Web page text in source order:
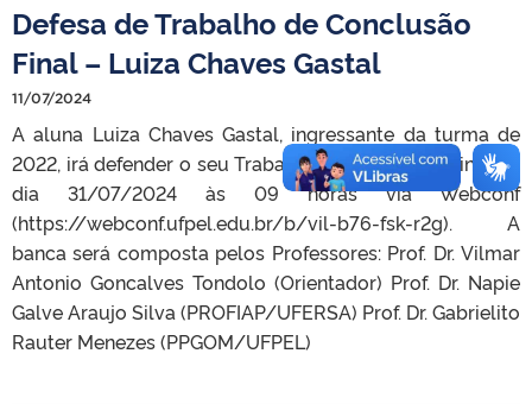
Defesa de Trabalho de Conclusão
Final – Luiza Chaves Gastal
11/07/2024
A aluna Luiza Chaves Gastal, ingressante da turma de
2022, irá defender o seu Trabalho de Conclusão Final no
dia 31/07/2024 às 09 horas via Webconf
(https://webconf.ufpel.edu.br/b/vil-b76-fsk-r2g). A
banca será composta pelos Professores: Prof. Dr. Vilmar
Antonio Goncalves Tondolo (Orientador) Prof. Dr. Napie
Galve Araujo Silva (PROFIAP/UFERSA) Prof. Dr. Gabrielito
Rauter Menezes (PPGOM/UFPEL)